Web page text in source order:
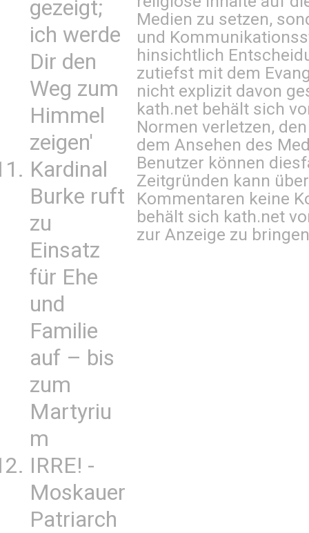
gezeigt;
ich werde
Dir den
Weg zum
Himmel
zeigen'
Kardinal
Burke ruft
zu
Einsatz
für Ehe
und
Familie
auf – bis
zum
Martyriu
m
IRRE! -
Moskauer
Patriarch
Medien zu setzen,
und
hinsichtlich
zutiefst mit dem
nicht explizit davon
kath.net behält sich
Normen verletzen,
dem Ansehen des
Benutzer können
Zeitgründen kann
Kommentaren keine
behält sich kath.net
zur Anzeige zu